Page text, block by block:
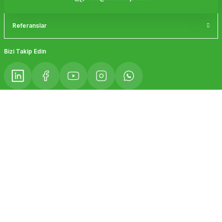
Referanslar
Bizi Takip Edin